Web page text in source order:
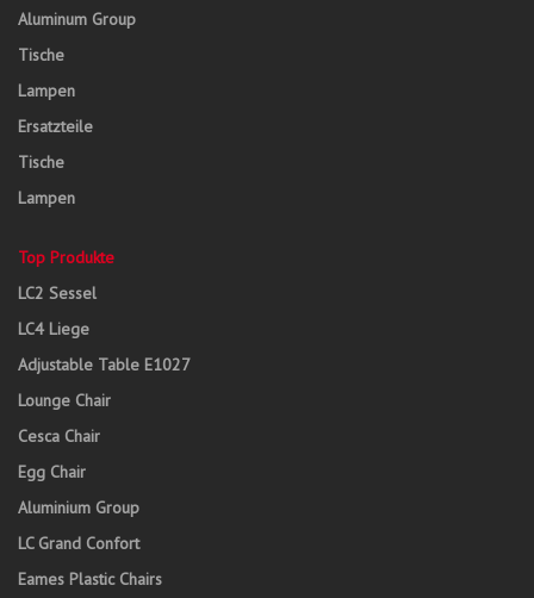
Aluminum Group
Tische
Lampen
Ersatzteile
Tische
Lampen
Top Produkte
LC2 Sessel
LC4 Liege
Adjustable Table E1027
Lounge Chair
Cesca Chair
Egg Chair
Aluminium Group
LC Grand Confort
Eames Plastic Chairs